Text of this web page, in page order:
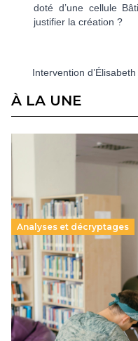
doté d’une cellule
justifier la création ?
Intervention
À LA UNE
Analyses et décryptages
Supérieur privé : une
promesse
11 juillet 2026-
Le projet de loi sur la
supérieur privé met en